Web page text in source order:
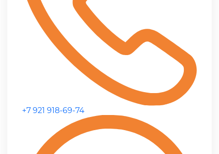
+7 921 918-69-74